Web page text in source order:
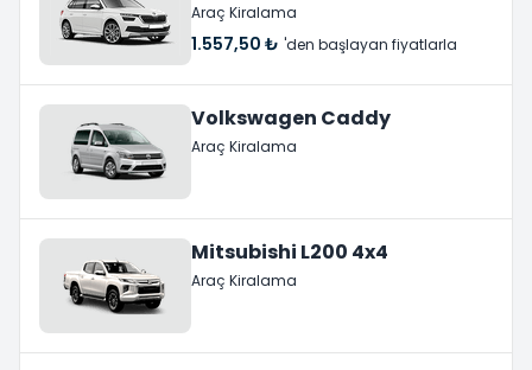
Araç Kiralama
1.557,50 ₺ 'den başlayan fiyatlarla
Volkswagen Caddy
Araç Kiralama
Mitsubishi L200 4x4
Araç Kiralama